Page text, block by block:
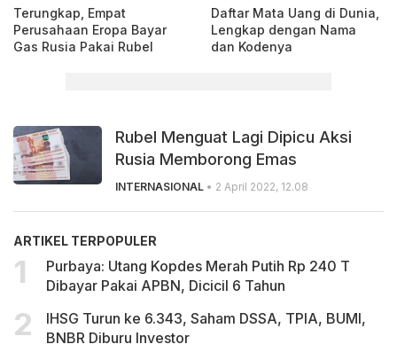
Terungkap, Empat
Perusahaan Eropa Bayar
Gas Rusia Pakai Rubel
Daftar Mata Uang di Dunia,
Lengkap dengan Nama
dan Kodenya
Rubel Menguat Lagi Dipicu Aksi
Rusia Memborong Emas
INTERNASIONAL • 2 April 2022, 12.08
ARTIKEL TERPOPULER
Purbaya: Utang Kopdes Merah Putih Rp 240 T
Dibayar Pakai APBN, Dicicil 6 Tahun
IHSG Turun ke 6.343, Saham DSSA, TPIA, BUMI,
BNBR Diburu Investor